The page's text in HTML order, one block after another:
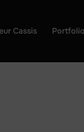
Cassis Portfolio